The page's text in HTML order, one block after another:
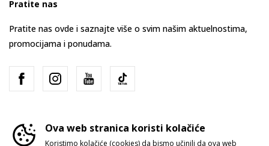
Pratite nas
Pratite nas ovde i saznajte više o svim našim aktuelnostima,
promocijama i ponudama.
Ova web stranica koristi kolačiće
Koristimo kolačiće (cookies) da bismo učinili da ova web